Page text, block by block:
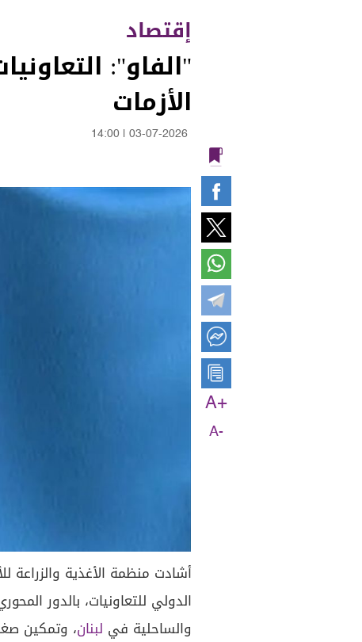
إقتصاد
"الفاو":
الأزمات
03-07-2026
14:00
A+
A-
أشادت منظمة الأغذية والزراعة
الدولي للتعاونيات، بالدور
والساحلية في لبنان، وتمكين